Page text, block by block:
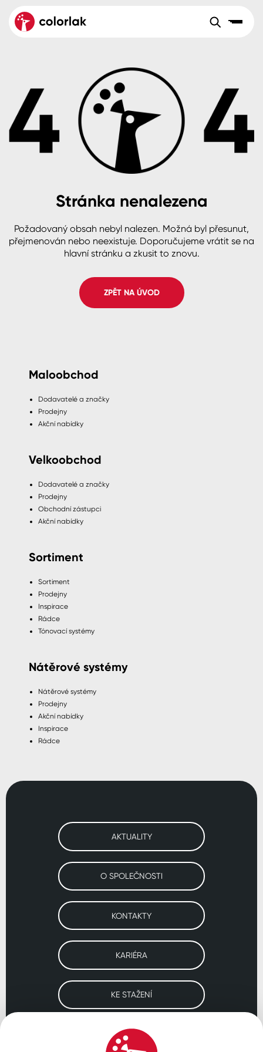
Velkoobchod Sortiment
Aktuality
Reference
O společnosti
B2B +420 800 145 555Po – Pá: 8:00–15:00
Česko
Slovensko Polsko Worldwide
Dřevo
Beton, asfalt, minerální podklady
Plast, sklo, keramika
Stěny
Fasády
Spreje
Colorlak Dekor
Colorlak Profi
Colorlak Pta
Stránka nenalezena
Požadovaný obsah nebyl nalezen. Možná byl přesunut,
přejmenován nebo neexistuje. Doporučujeme vrátit se na
hlavní stránku a zkusit to znovu.
ZPĚT NA ÚVOD
Maloobchod
Dodavatelé a značky
Prodejny
Akční nabídky
Velkoobchod
Dodavatelé a značky
Prodejny
Obchodní zástupci
Akční nabídky
Sortiment
Sortiment
Prodejny
Inspirace
Rádce
Tónovací systémy
Nátěrové systémy
Nátěrové systémy
Prodejny
Akční nabídky
Inspirace
Rádce
AKTUALITY
O SPOLEČNOSTI
KONTAKTY
KARIÉRA
KE STAŽENÍ
Navštivte naše pobočky